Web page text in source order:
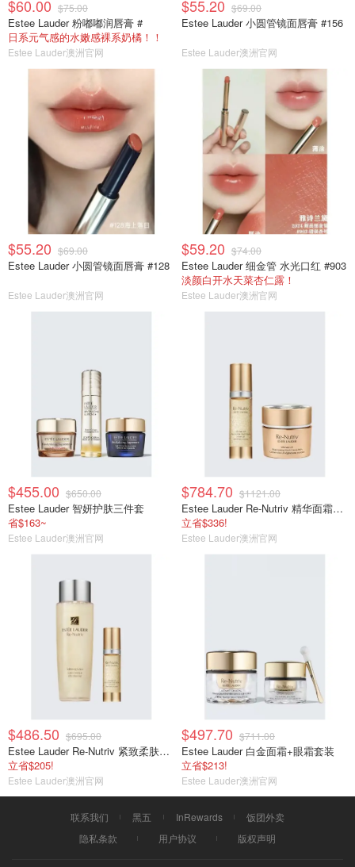
$60.00 $75.00
Estee Lauder 粉嘟嘟润唇膏 #
日系元气感的水嫩感裸系奶橘！！
Estee Lauder澳洲官网
$55.20 $69.00
Estee Lauder 小圆管镜面唇膏 #156
Estee Lauder澳洲官网
$55.20 $69.00
Estee Lauder 小圆管镜面唇膏 #128
Estee Lauder澳洲官网
$59.20 $74.00
Estee Lauder 细金管 水光口红 #903
淡颜白开水天菜杏仁露！
Estee Lauder澳洲官网
$455.00 $650.00
Estee Lauder 智妍护肤三件套
省$163~
Estee Lauder澳洲官网
$784.70 $1121.00
Estee Lauder Re-Nutriv 精华面霜套装
立省$336!
Estee Lauder澳洲官网
$486.50 $695.00
Estee Lauder Re-Nutriv 紧致柔肤套装
立省$205!
Estee Lauder澳洲官网
$497.70 $711.00
Estee Lauder 白金面霜+眼霜套装
立省$213!
Estee Lauder澳洲官网
联系我们 黑五 InRewards
饭团外卖
隐私条款
用户协议 版权声明